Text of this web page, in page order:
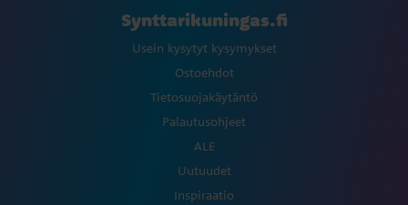
Synttarikuningas.fi
Usein kysytyt kysymykset
Ostoehdot
Tietosuojakäytäntö
Palautusohjeet
ALE
Uutuudet
Inspiraatio